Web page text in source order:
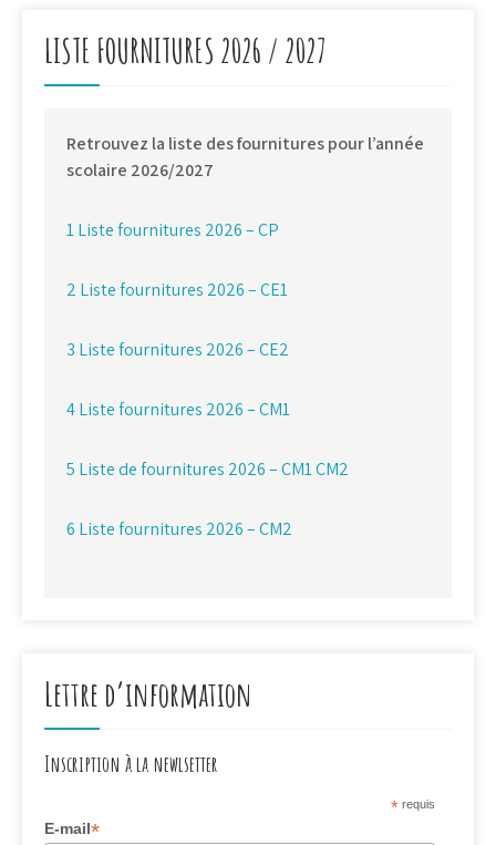
l’article
LISTE FOURNITURES 2026 / 2027
Retrouvez la liste des fournitures pour l’année
scolaire 2026/2027
1 Liste fournitures 2026 – CP
2 Liste fournitures 2026 – CE1
3 Liste fournitures 2026 – CE2
4 Liste fournitures 2026 – CM1
5 Liste de fournitures 2026 – CM1 CM2
6 Liste fournitures 2026 – CM2
Lettre d’information
Inscription à la newlsetter
* requis
E-mail*